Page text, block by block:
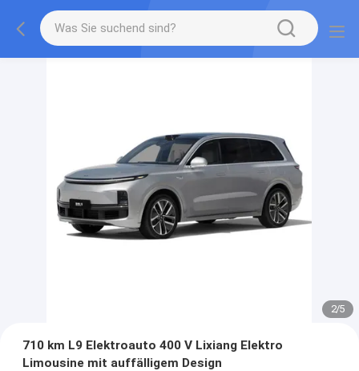
2/5
710 km L9 Elektroauto 400 V Lixiang Elektro
Limousine mit auffälligem Design